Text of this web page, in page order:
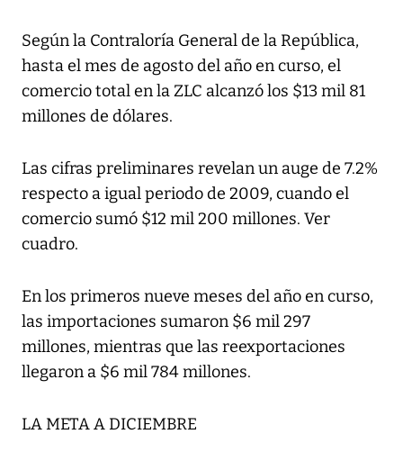
Según la Contraloría General de la República,
hasta el mes de agosto del año en curso, el
comercio total en la ZLC alcanzó los $13 mil 81
millones de dólares.
Las cifras preliminares revelan un auge de 7.2%
respecto a igual periodo de 2009, cuando el
comercio sumó $12 mil 200 millones. Ver
cuadro.
En los primeros nueve meses del año en curso,
las importaciones sumaron $6 mil 297
millones, mientras que las reexportaciones
llegaron a $6 mil 784 millones.
LA META A DICIEMBRE